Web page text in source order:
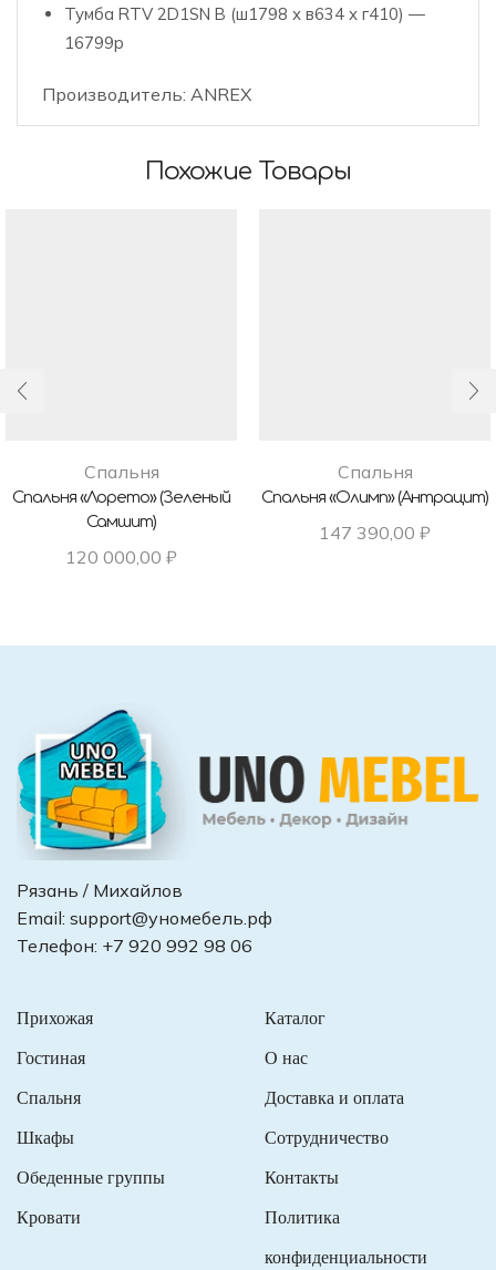
Тумба RTV 2D1SN B (ш1798 х в634 х г410) —
16799р
Производитель: ANREX
Похожие Товары
Спальня
Спальня «Лорето» (Зеленый
Самшит)
120 000,00 ₽
Спальня
Спальня «Олимп» (Антрацит)
147 390,00 ₽
Рязань / Михайлов
Email: support@уномебель.рф
Телефон: +7 920 992 98 06
Прихожая
Гостиная
Спальня
Шкафы
Обеденные группы
Кровати
Каталог
О нас
Доставка и оплата
Сотрудничество
Контакты
Политика
конфиденциальности